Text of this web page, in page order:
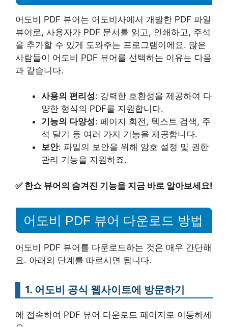
어도비 PDF 뷰어는 어도비사에서 개발한 PDF 파일
뷰어로, 사용자가 PDF 문서를 읽고, 인쇄하고, 주석
을 추가할 수 있게 도와주는 프로그램이에요. 많은
사람들이 어도비 PDF 뷰어를 선택하는 이유는 다음
과 같습니다.
사용의 편리성: 강력한 호환성을 제공하여 다
양한 형식의 PDF를 지원합니다.
기능의 다양성: 페이지 회전, 텍스트 검색, 주
석 달기 등 여러 가지 기능을 제공합니다.
보안: 파일의 보안을 위해 암호 설정 및 권한
관리 기능을 지원하죠.
✅ 한쇼 뷰어의 숨겨진 기능을 지금 바로 알아보세요!
어도비 PDF 뷰어 다운로드 방법
어도비 PDF 뷰어를 다운로드하는 것은 매우 간단해
요. 아래의 단계를 따르시면 됩니다.
1. 어도비 공식 웹사이트에 방문하기
에 접속하여 PDF 뷰어 다운로드 페이지로 이동하세